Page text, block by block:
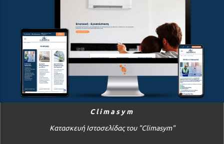
Climasym
Κατασκευή Ιστοσελίδας του "Climasym"